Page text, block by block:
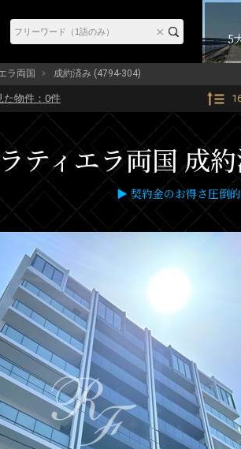
5
ラ両国 成約済み (4794-304)
物件： 0件
ラティエラ両国 成
▶ 契約金のお得さ圧倒